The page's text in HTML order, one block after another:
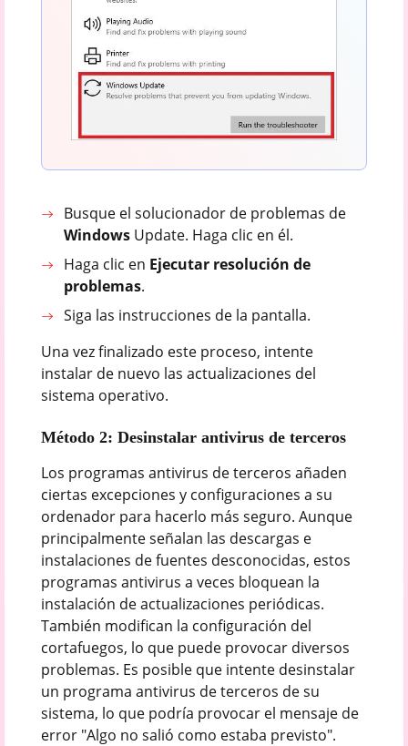
Busque el solucionador de problemas de
Windows Update. Haga clic en él.
Haga clic en Ejecutar resolución de
problemas.
Siga las instrucciones de la pantalla.
Una vez finalizado este proceso, intente
instalar de nuevo las actualizaciones del
sistema operativo.
Método 2: Desinstalar antivirus de terceros
Los programas antivirus de terceros añaden
ciertas excepciones y configuraciones a su
ordenador para hacerlo más seguro. Aunque
principalmente señalan las descargas e
instalaciones de fuentes desconocidas, estos
programas antivirus a veces bloquean la
instalación de actualizaciones periódicas.
También modifican la configuración del
cortafuegos, lo que puede provocar diversos
problemas. Es posible que intente desinstalar
un programa antivirus de terceros de su
sistema, lo que podría provocar el mensaje de
error "Algo no salió como estaba previsto".